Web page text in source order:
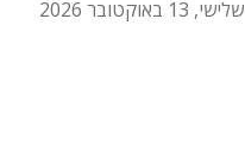
שלישי, 13 באוקטובר 2026